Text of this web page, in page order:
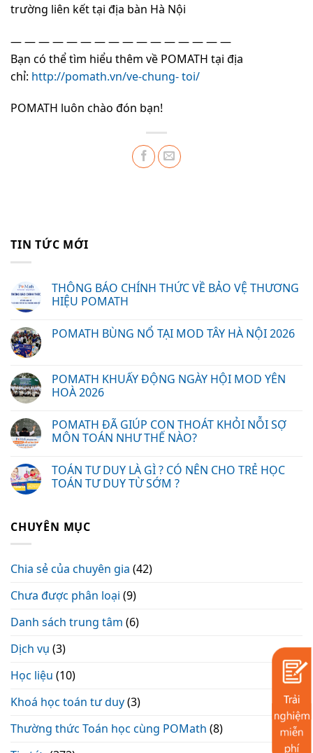
trường liên kết tại địa bàn Hà Nội
— — — — — — — — — — — — — — — —
Bạn có thể tìm hiểu thêm về POMATH tại địa
chỉ: http://pomath.vn/ve-chung- toi/
POMATH luôn chào đón bạn!
TIN TỨC MỚI
THÔNG BÁO CHÍNH THỨC VỀ BẢO VỆ THƯƠNG
HIỆU POMATH
POMATH BÙNG NỔ TẠI MOD TÂY HÀ NỘI 2026
POMATH KHUẤY ĐỘNG NGÀY HỘI MOD YÊN
HOÀ 2026
POMATH ĐÃ GIÚP CON THOÁT KHỎI NỖI SỢ
MÔN TOÁN NHƯ THẾ NÀO?
TOÁN TƯ DUY LÀ GÌ ? CÓ NÊN CHO TRẺ HỌC
TOÁN TƯ DUY TỪ SỚM ?
CHUYÊN MỤC
Chia sẻ của chuyên gia (42)
Chưa được phân loại (9)
Danh sách trung tâm (6)
Dịch vụ (3)
Học liệu (10)
Khoá học toán tư duy(3)
Thường thức Toán học cùng POMath (8)